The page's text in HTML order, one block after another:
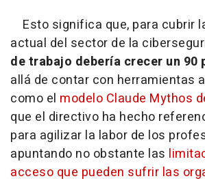
Esto significa que, para cubrir
actual del sector de la
de trabajo debería crecer un 90
allá de contar con herramientas
como el modelo Claude Mythos
que el directivo ha hecho
para agilizar la labor de los
apuntando no obstante las
acceso que pueden sufrir las